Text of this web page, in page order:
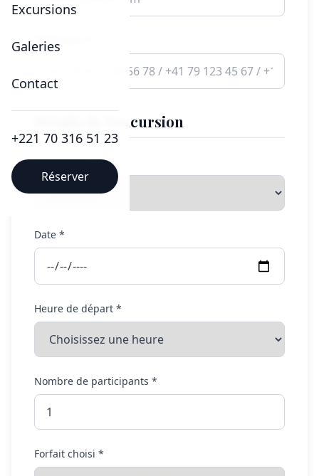
Excursions
Galeries
Contact
+221 70 316 51 23
Réserver
Téléphone *
Détails de l'excursion
Destination *
Date *
Heure de départ *
Nombre de participants *
Forfait choisi *